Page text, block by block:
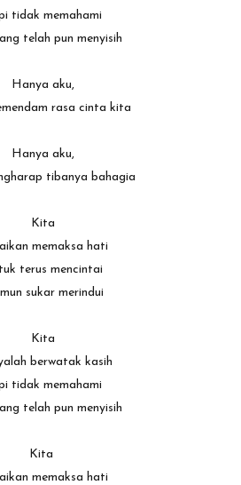
tidak memahami
telah pun menyisih
Hanya aku,
rasa cinta kita
Hanya aku,
tibanya bahagia
Kita
memaksa hati
terus mencintai
sukar merindui
Kita
berwatak kasih
tidak memahami
telah pun menyisih
Kita
memaksa hati